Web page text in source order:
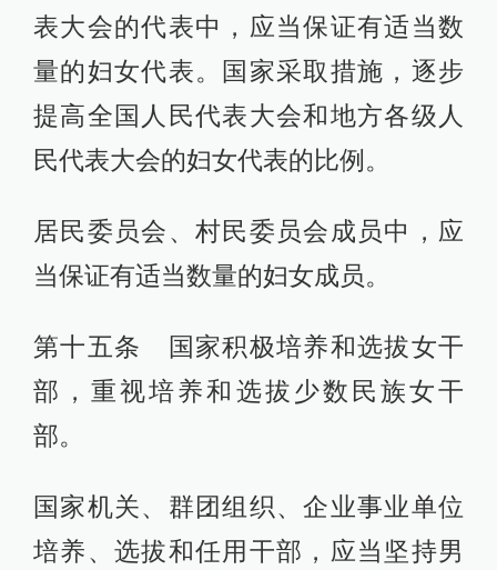
表大会的代表中，应当保证有适当数
量的妇女代表。国家采取措施，逐步
提高全国人民代表大会和地方各级人
民代表大会的妇女代表的比例。
居民委员会、村民委员会成员中，应
当保证有适当数量的妇女成员。
第十五条 国家积极培养和选拔女干
部，重视培养和选拔少数民族女干
部。
国家机关、群团组织、企业事业单位
培养、选拔和任用干部，应当坚持男